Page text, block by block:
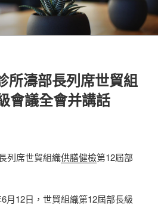
所濤部長列席世貿組
會議全會并講話
席世貿組織供膳健檢第12屆部
月12日，世貿組織第12屆部長級